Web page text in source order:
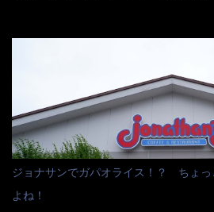
け、韮の葉の部分をドサッと乗せて調
うでしょう？ 見た目 Goodデザイン
イのHPを見ると・・・（引用） めんは
ム製法で仕上げた、生めんに近い風味
の旨味に数種類の唐辛子、ニンニクを
れた醤油ベースのスープです。 調味油
することに風味と辛さを引き立たせて
ブン皿で焼いて、大凡の目安で小分け
をよーく見たら表面のチーズの乗り具
た・・・チーズに焦げ目が付いている
ことをオススメします。（取り分け量
ろう） 早速タバスコを振りかけて食べ
いよ！ 久しぶりだな～ホワイトソー
感・・・懐かしい～ 今回ダイソーのカ
ジョナサンでガパオライス！？ ちょっ
よね！